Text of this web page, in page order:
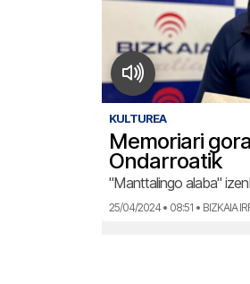
KULTUREA
Memoriari
Ondarroatik
"Manttalingo alaba"
25/04/2024 • 08:51 • BIZKAIA